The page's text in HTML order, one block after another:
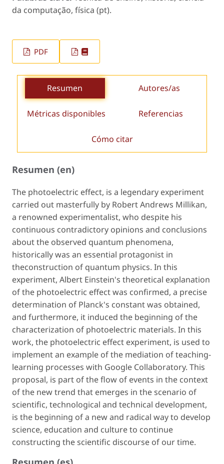
da computação, física (pt).
PDF
Resumen Autores/as
Métricas disponibles Referencias
Cómo citar
Resumen (en)
The photoelectric effect, is a legendary experiment
carried out masterfully by Robert Andrews Millikan,
a renowned experimentalist, who despite his
continuous contradictory opinions and conclusions
about the observed quantum phenomena,
historically was an essential protagonist in
theconstruction of quantum physics. In this
experiment, Albert Einstein's theoretical explanation
of the photoelectric effect was confirmed, a precise
determination of Planck's constant was obtained,
and furthermore, it induced the beginning of the
characterization of photoelectric materials. In this
work, the photoelectric effect experiment, is used to
implement an example of the mediation of teaching-
learning processes with Google Collaboratory. This
proposal, is part of the flow of events in the context
of the new trend that emerges in the scenario of
scientific, technological and technical development,
is the beginning of a new and radical way to develop
science, education and culture to continue
constructing the scientific discourse of our time.